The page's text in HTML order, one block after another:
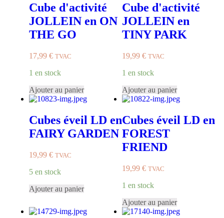
Cube d'activité
JOLLEIN en ON
THE GO
17,99 € TVAC
1 en stock
Ajouter au panier
Cube d'activité
JOLLEIN en
TINY PARK
19,99 € TVAC
1 en stock
Ajouter au panier
Cubes éveil LD en
FAIRY GARDEN
19,99 € TVAC
5 en stock
Ajouter au panier
Cubes éveil LD en
FOREST
FRIEND
19,99 € TVAC
1 en stock
Ajouter au panier